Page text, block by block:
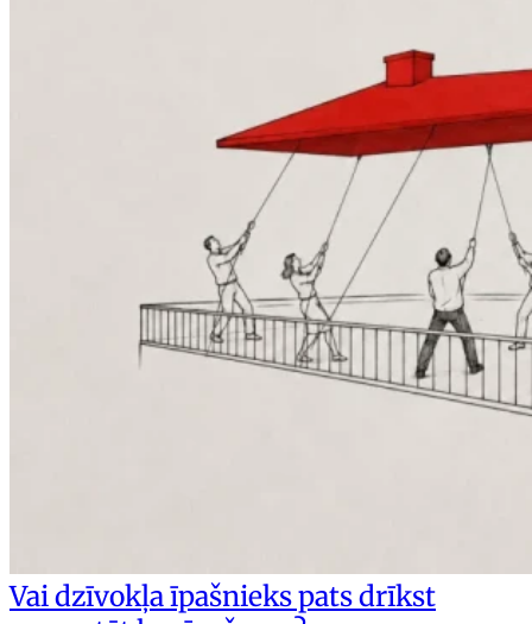
Vai dzīvokļa īpašnieks pats drīkst